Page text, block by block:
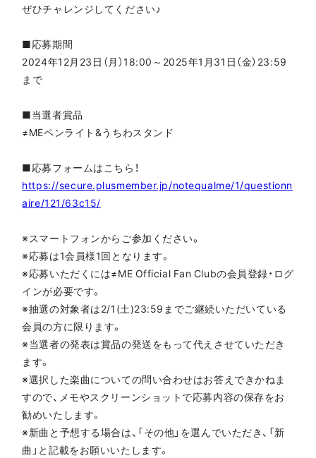
ぜひチャレンジしてください♪
■応募期間
2024年12月23日（月）18:00～2025年1月31日（金）23:59
まで
■当選者賞品
≠MEペンライト&うちわスタンド
■応募フォームはこちら！
https://secure.plusmember.jp/notequalme/1/questionn
aire/121/63c15/
※スマートフォンからご参加ください。
※応募は1会員様1回となります。
※応募いただくには≠ME Official Fan Clubの会員登録・ログ
インが必要です。
※抽選の対象者は2/1(土)23:59までご継続いただいている
会員の方に限ります。
※当選者の発表は賞品の発送をもって代えさせていただき
ます。
※選択した楽曲についての問い合わせはお答えできかねま
すので、メモやスクリーンショットで応募内容の保存をお
勧めいたします。
※新曲と予想する場合は、「その他」を選んでいただき、「新
曲」と記載をお願いいたします。